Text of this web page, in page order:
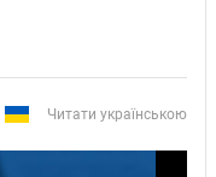
Читати українською